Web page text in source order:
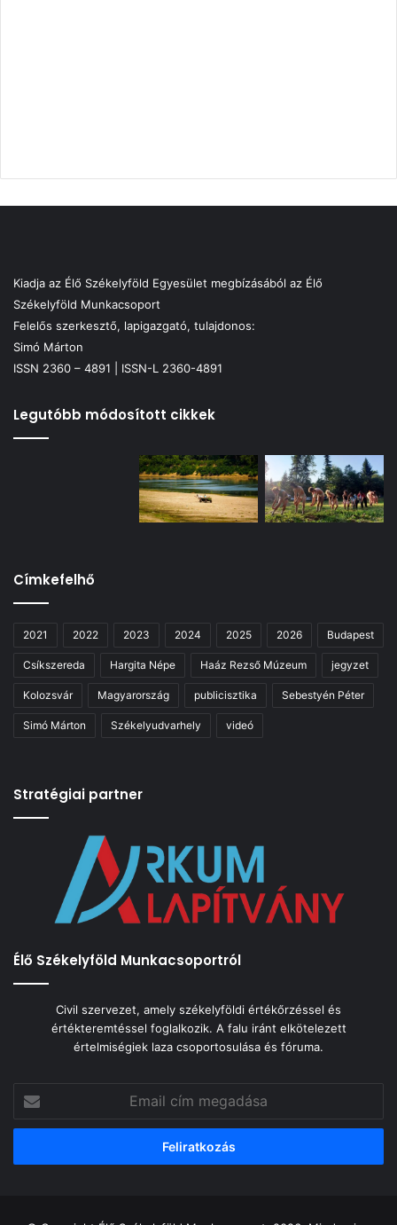
Kiadja az Élő Székelyföld Egyesület megbízásából az Élő
Székelyföld Munkacsoport
Felelős szerkesztő, lapigazgató, tulajdonos:
Simó Márton
ISSN 2360 – 4891 | ISSN-L 2360-4891
Legutóbb módosított cikkek
Címkefelhő
2021 2022 2023 2024 2025 2026 Budapest
Csíkszereda Hargita Népe Haáz Rezső Múzeum jegyzet
Kolozsvár Magyarország publicisztika Sebestyén Péter
Simó Márton Székelyudvarhely videó
Stratégiai partner
Élő Székelyföld Munkacsoportról
Civil szervezet, amely székelyföldi értékőrzéssel és
értékteremtéssel foglalkozik. A falu iránt elkötelezett
értelmiségiek laza csoportosulása és fóruma.
cím
megadása